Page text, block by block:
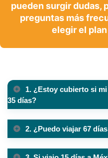
pueden surgir dudas,
preguntas más
elegir el
1. ¿Estoy cubierto si
35 días?
2. ¿Puedo viajar 67